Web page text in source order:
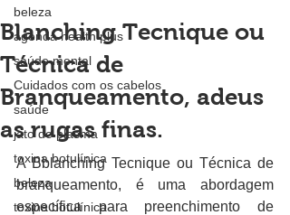
beleza
agenda health plus
saúde mental
Cuidados com os cabelos
saúde
jato de plasma
toxina botulínica
beleza
toxina botulínica
Blanching Tecnique ou
Técnica de
Branqueamento, adeus
as rugas finas.
A Bblanching Tecnique ou Técnica de
branqueamento, é uma abordagem
específica para preenchimento de